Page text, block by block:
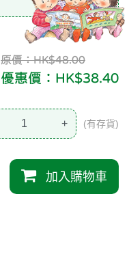
原價：HK$48.00
優惠價：HK$38.40
+ (有存貨)
加入購物車